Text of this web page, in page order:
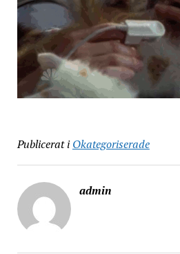
Publicerat i Okategoriserade
admin